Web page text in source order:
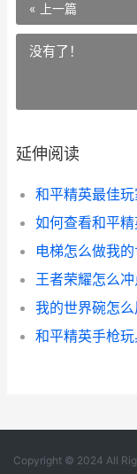
« 上一篇
没有了！
延伸阅读
电梯怎么做我
王者荣耀怎么
我的世界碗怎
Copyright © 2024 All